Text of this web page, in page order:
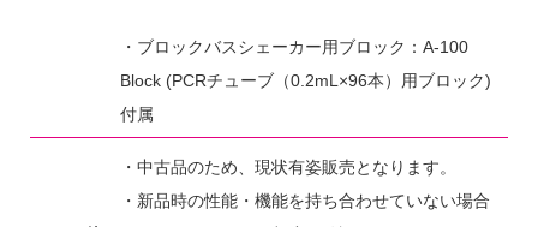
・ブロックバスシェーカー用ブロック：A-100
Block (PCRチューブ（0.2mL×96本）用ブロック)
付属
・中古品のため、現状有姿販売となります。
・新品時の性能・機能を持ち合わせていない場合